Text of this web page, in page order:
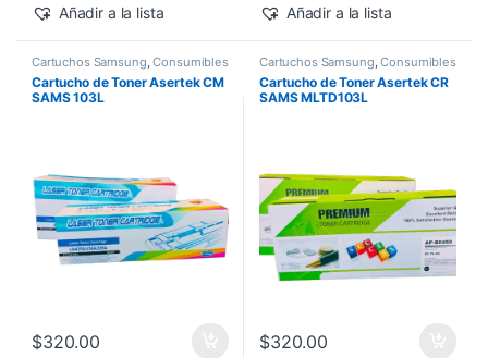
Añadir a la lista Añadir a la lista
Cartuchos Samsung ,Consumibles
Toner Asertek
Cartucho de Toner Asertek CM
SAMS 103L
$320.00
Cartuchos Samsung ,Consumibles
Toner Asertek
Cartucho de Toner Asertek CR
SAMS MLTD103L
$320.00